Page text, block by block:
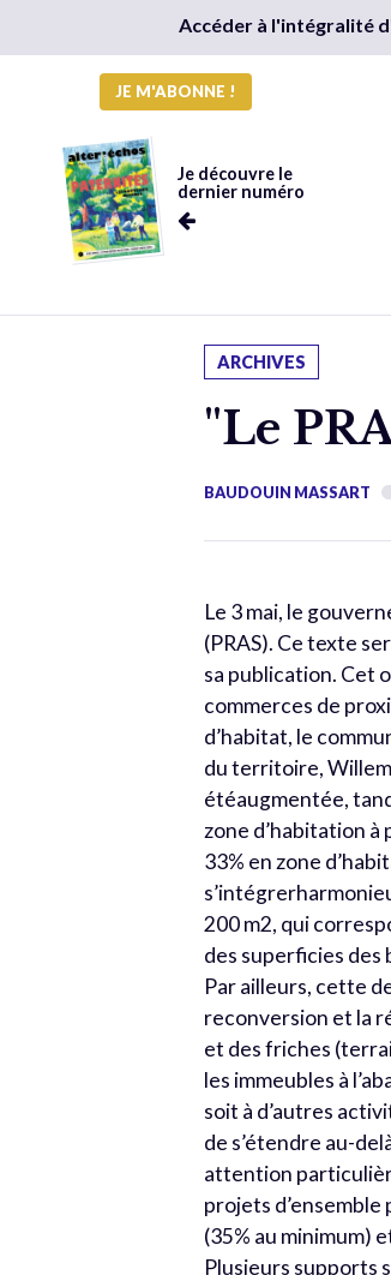
Accéder à l'intégralité
JE M'ABONNE !
Je découvre le
dernier numéro
ARCHIVES
"Le
BAUDOUIN MASSART
Le 3 mai, le
(PRAS). Ce texte
sa publication. Cet
commerces de
d’habitat, le
du territoire,
étéaugmentée,
zone d’habitation
33% en zone
200 m2, qui
des superficies des
Par ailleurs, cette
reconversion et la
et des friches
les immeubles à
soit à d’autres
de s’étendre au-
attention
projets
(35% au minimum)
Plusieurs supports